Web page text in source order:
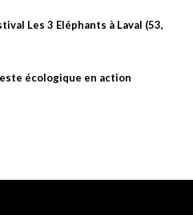
Les 3 Eléphants à Laval (53,
écologique en action